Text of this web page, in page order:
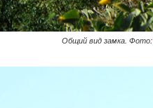
Общий вид замка. Фото: